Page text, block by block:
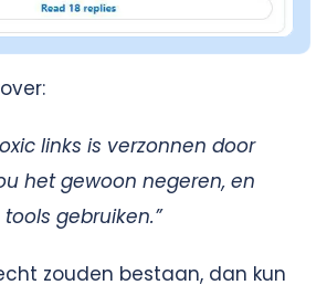
links is verzonnen door
het gewoon negeren, en
gebruiken.”
zouden bestaan, dan kun